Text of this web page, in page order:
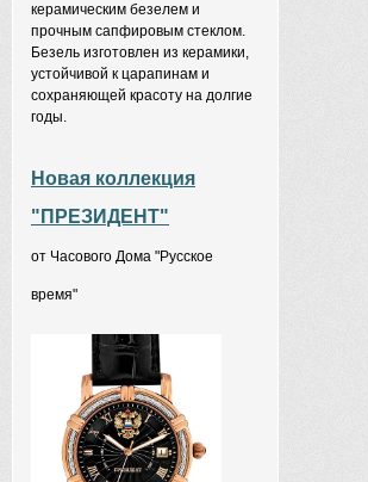
керамическим безелем и
прочным сапфировым стеклом.
Безель изготовлен из керамики,
устойчивой к царапинам и
сохраняющей красоту на долгие
годы.
Новая коллекция
"ПРЕЗИДЕНТ"
от Часового Дома "Русское
время"